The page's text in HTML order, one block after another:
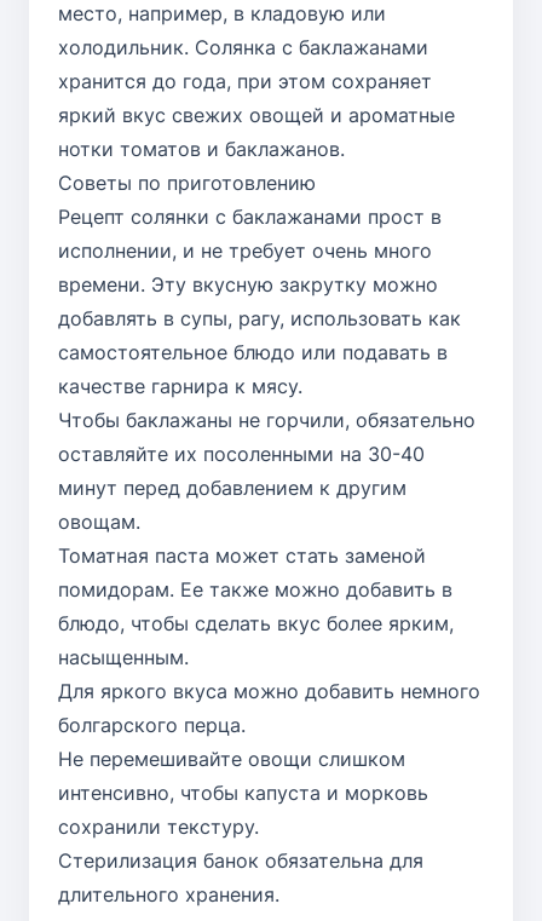
место, например, в кладовую или
холодильник. Солянка с баклажанами
хранится до года, при этом сохраняет
яркий вкус свежих овощей и ароматные
нотки томатов и баклажанов.
Советы по приготовлению
Рецепт солянки с баклажанами прост в
исполнении, и не требует очень много
времени. Эту вкусную закрутку можно
добавлять в супы, рагу, использовать как
самостоятельное блюдо или подавать в
качестве гарнира к мясу.
Чтобы баклажаны не горчили, обязательно
оставляйте их посоленными на 30-40
минут перед добавлением к другим
овощам.
Томатная паста может стать заменой
помидорам. Ее также можно добавить в
блюдо, чтобы сделать вкус более ярким,
насыщенным.
Для яркого вкуса можно добавить немного
болгарского перца.
Не перемешивайте овощи слишком
интенсивно, чтобы капуста и морковь
сохранили текстуру.
Стерилизация банок обязательна для
длительного хранения.